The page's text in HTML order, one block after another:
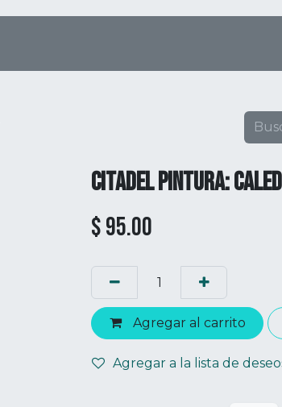
CITADEL PINTURA:
$95.00
Agregar al carrito
Agregar a la lista de